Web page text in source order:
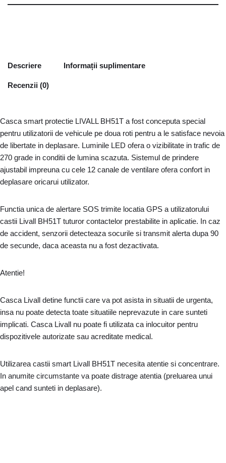
Descriere Informații suplimentare
Recenzii (0)
Casca smart protectie LIVALL BH51T a fost conceputa special
pentru utilizatorii de vehicule pe doua roti pentru a le satisface nevoia
de libertate in deplasare. Luminile LED ofera o vizibilitate in trafic de
270 grade in conditii de lumina scazuta. Sistemul de prindere
ajustabil impreuna cu cele 12 canale de ventilare ofera confort in
deplasare oricarui utilizator.
Functia unica de alertare SOS trimite locatia GPS a utilizatorului
castii Livall BH51T tuturor contactelor prestabilite in aplicatie. In caz
de accident, senzorii detecteaza socurile si transmit alerta dupa 90
de secunde, daca aceasta nu a fost dezactivata.
Atentie!
Casca Livall detine functii care va pot asista in situatii de urgenta,
insa nu poate detecta toate situatiile neprevazute in care sunteti
implicati. Casca Livall nu poate fi utilizata ca inlocuitor pentru
dispozitivele autorizate sau acreditate medical.
Utilizarea castii smart Livall BH51T necesita atentie si concentrare.
In anumite circumstante va poate distrage atentia (preluarea unui
apel cand sunteti in deplasare).